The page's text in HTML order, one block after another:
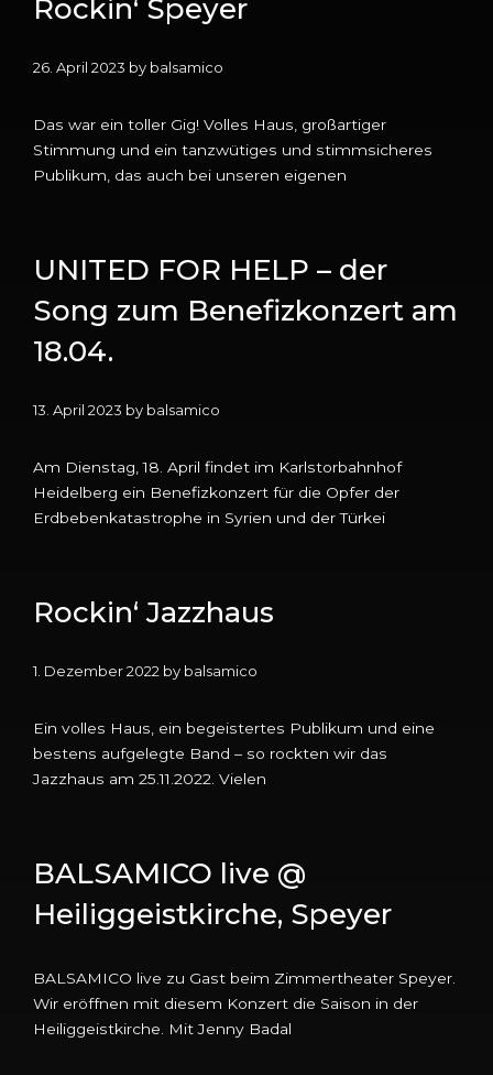
Rockin‘ Speyer
26. April 2023 by balsamico
Das war ein toller Gig! Volles Haus, großartiger
Stimmung und ein tanzwütiges und stimmsicheres
Publikum, das auch bei unseren eigenen
UNITED FOR HELP – der
Song zum Benefizkonzert am
18.04.
13. April 2023 by balsamico
Am Dienstag, 18. April findet im Karlstorbahnhof
Heidelberg ein Benefizkonzert für die Opfer der
Erdbebenkatastrophe in Syrien und der Türkei
Rockin‘ Jazzhaus
1. Dezember 2022 by balsamico
Ein volles Haus, ein begeistertes Publikum und eine
bestens aufgelegte Band – so rockten wir das
Jazzhaus am 25.11.2022. Vielen
BALSAMICO live @
Heiliggeistkirche, Speyer
BALSAMICO live zu Gast beim Zimmertheater Speyer.
Wir eröffnen mit diesem Konzert die Saison in der
Heiliggeistkirche. Mit Jenny Badal